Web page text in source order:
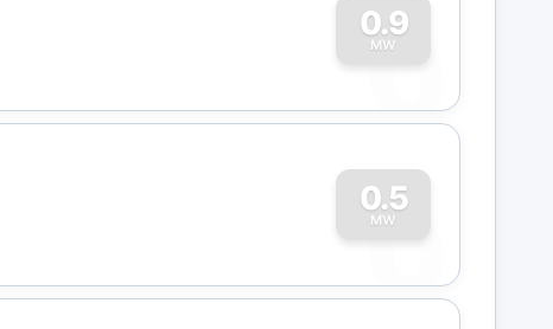
0.9
MW
0
0.5
MW
0